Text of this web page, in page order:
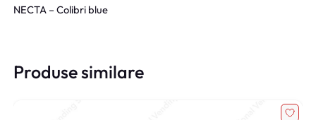
P
N
e
NECTA – Colibri blue
Produse similare